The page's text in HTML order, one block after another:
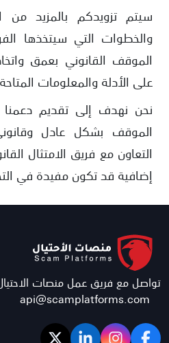
سيتم تزويدكم بالمزيد من
والخطوات التي سيتخذها
الموقف القانوني بعمق
على الأدلة والمعلومات
نحن نهدف إلى تقديم
الموقف بشكل عادل
التعاون مع فريق الامتثال
إضافية قد تكون مفيدة في
تواصل مع فريق عمل منصات
api@scamplatforms.com